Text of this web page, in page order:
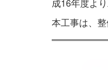
本工事は、